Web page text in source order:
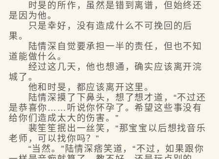
时旻的所作，虽然是错到离谱，但始终还
是因为他。
只是幸好，没有造成什么不可挽回的后
果。
陆情深自觉要承担一半的责任，但也不知
道能做什么。
经过这几天，他也想通，确实应该离开浣
城了。
他和时旻，都应该离开这里。
陆情深摸了下鼻头，想了想才道，“不过还
是恭喜你……听说你怀孕了。希望这些事没有
给你们造成太大的伤害。”
裴笙笙抿出一丝笑，“那宝宝以后想找音乐
老师，可以找你吗？”
“当然。”陆情深痞笑道，“不过，如果跟你